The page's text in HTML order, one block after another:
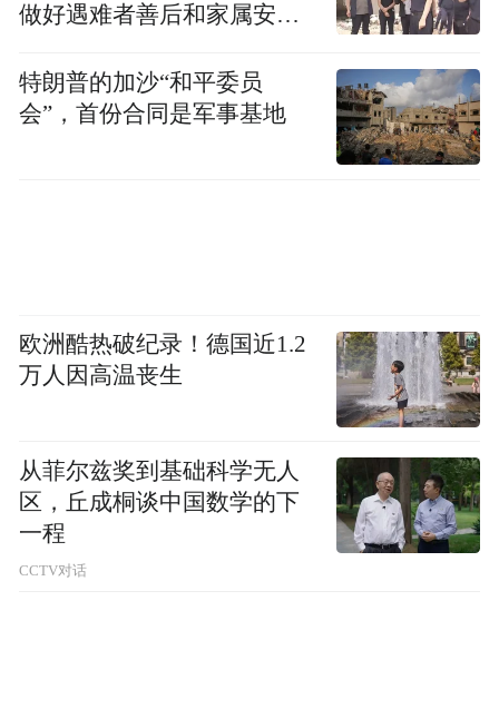
做好遇难者善后和家属安抚
特朗普的加沙“和平委员
会”，首份合同是军事基地
欧洲酷热破纪录！德国近1.2
万人因高温丧生
从菲尔兹奖到基础科学无人
区，丘成桐谈中国数学的下
一程
CCTV对话